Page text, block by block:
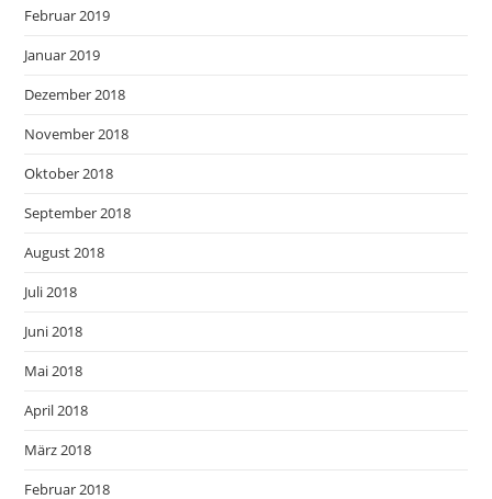
Februar 2019
Januar 2019
Dezember 2018
November 2018
Oktober 2018
September 2018
August 2018
Juli 2018
Juni 2018
Mai 2018
April 2018
März 2018
Februar 2018